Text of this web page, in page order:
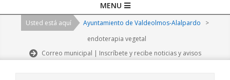
Navigation
MENU
Usted está aquí Ayuntamiento de Valdeolmos-Alalpardo
>
endoterapia vegetal
Correo municipal | Inscríbete y recibe noticias y avisos